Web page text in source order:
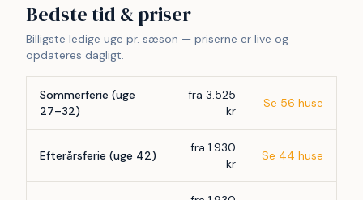
Bedste tid & priser
Billigste ledige uge pr. sæson — priserne er live og
opdateres dagligt.
Sommerferie (uge
27–32)
fra 3.525
kr
Se 56 huse
Efterårsferie (uge 42)
fra 1.930
kr
Se 44 huse